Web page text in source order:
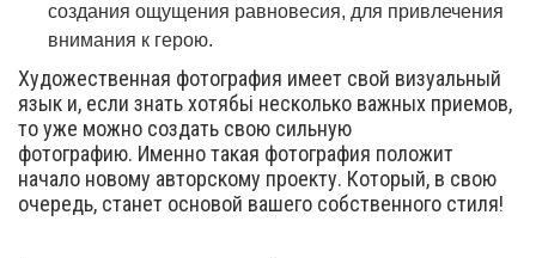
создания ощущения равновесия, для привлечения
внимания к герою.
Художественная фотография имеет свой визуальный
язык и, если знать хотябьі несколько важных приемов,
то уже можно создать свою сильную
фотографию. Именно такая фотография положит
начало новому авторскому проекту. Который, в свою
очередь, станет основой вашего собственного стиля!